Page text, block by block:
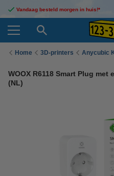
Vandaag besteld morgen in huis!*
Home 3D-printers Anycubic
WOOX R6118 Smart Plug met
(NL)